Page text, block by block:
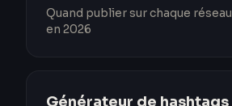
Quand publier sur chaque réseau
en 2026
Générateur de hashtags